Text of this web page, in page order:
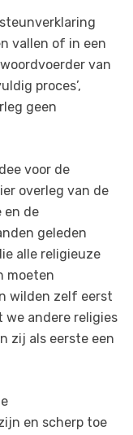
vallen of in een
van
proces’,
geen
voor de
overleg van de
en de
geleden
alle religieuze
moeten
wilden zelf eerst
we andere religies
zij als eerste een
en scherp toe